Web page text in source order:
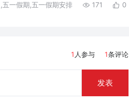
五一假期,五一假期安排 171 0
1 人参与 1条评论
发表